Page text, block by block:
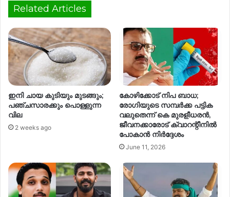
Related Articles
ഇനി ചായ കുടിയും മുടങ്ങും;
പഞ്ചസാരക്കും പൊള്ളുന്ന
വില
2 weeks ago
കോഴിക്കോട് നിപ ബാധ;
രോഗിയുടെ സമ്പർക്ക പട്ടിക
വലുതെന്ന് കെ മുരളീധരൻ,
ജീവനക്കാരോട് ക്വാറന്റീനിൽ
പോകാൻ നിർദ്ദേശം
June 11, 2026